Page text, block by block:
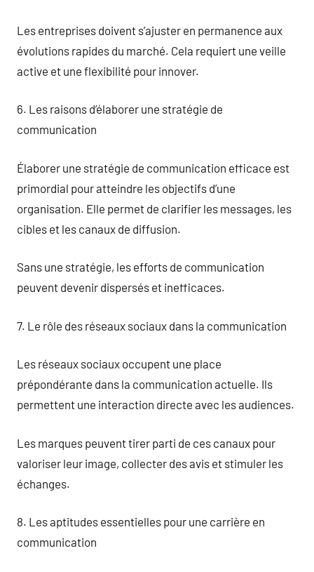
Les entreprises doivent s’ajuster en permanence aux
évolutions rapides du marché. Cela requiert une veille
active et une flexibilité pour innover.
6. Les raisons d’élaborer une stratégie de
communication
Élaborer une stratégie de communication efficace est
primordial pour atteindre les objectifs d’une
organisation. Elle permet de clarifier les messages, les
cibles et les canaux de diffusion.
Sans une stratégie, les efforts de communication
peuvent devenir dispersés et inefficaces.
7. Le rôle des réseaux sociaux dans la communication
Les réseaux sociaux occupent une place
prépondérante dans la communication actuelle. Ils
permettent une interaction directe avec les audiences.
Les marques peuvent tirer parti de ces canaux pour
valoriser leur image, collecter des avis et stimuler les
échanges.
8. Les aptitudes essentielles pour une carrière en
communication